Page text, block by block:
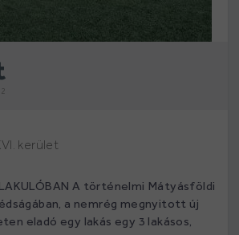
2
kerület
A történelmi Mátyásföldi
a nemrég megnyitott új
eladó egy lakás egy 3 lakásos,